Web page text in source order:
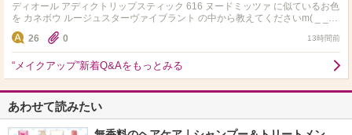
ディオール アディクトリップスティック 616 ヌードミッツァ に似ているお色
を カネボウ ルージュスターヴァイブラント の中から教えてくださいm( _ _
)m よろしくお願いします！
26 0 13時間前
“メイクアップ”新着Q&Aをもっとみる
あわせて読みたい